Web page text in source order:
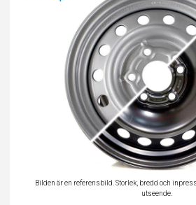
Bilden är en referensbild. Storlek, bredd och
utseende.